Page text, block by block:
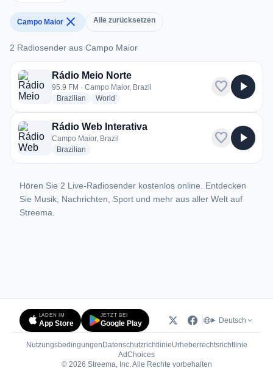
Campo Maior close Alle zurücksetzen
2 Radiosender aus Campo Maior
2 Radiosender aus Campo Maior
Rádio Meio Norte
95.9 FM · Campo Maior, Brazil
Brazilian radio stations
World
favorite play_arrow
Rádio Web Interativa
Campo Maior, Brazil
Brazilian
favorite play_arrow
Hören Sie 2 Live-Radiosender kostenlos online. Entdecken
Sie Musik, Nachrichten, Sport und mehr aus aller Welt auf
Streema.
LADEN IM
App Store
JETZT BEI
Google Play Deutsch
Nutzungsbedingungen DatenschutzrichtlinieUrheberrechtsrichtlinie
AdChoices(öffnet in neuem Tab)
© 2026 Streema, Inc. Alle Rechte vorbehalten